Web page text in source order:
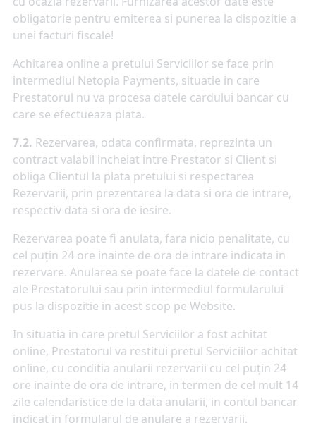
obligatorie pentru emiterea si punerea la dispozitie a
unei facturi fiscale!
Achitarea online a pretului Serviciilor se face prin
intermediul Netopia Payments, situatie in care
Prestatorul nu va procesa datele cardului bancar cu
care se efectueaza plata.
7.2. Rezervarea, odata confirmata, reprezinta un
contract valabil incheiat intre Prestator si Client si
obliga Clientul la plata pretului si respectarea
Rezervarii, prin prezentarea la data si ora de intrare,
respectiv data si ora de iesire.
Rezervarea poate fi anulata, fara nicio penalitate, cu
cel puțin 24 ore inainte de ora de intrare indicata in
rezervare. Anularea se poate face la datele de contact
ale Prestatorului sau prin intermediul formularului
pus la dispozitie in acest scop pe Website.
In situatia in care pretul Serviciilor a fost achitat
online, Prestatorul va restitui pretul Serviciilor achitat
online, cu conditia anularii rezervarii cu cel puțin 24
ore inainte de ora de intrare, in termen de cel mult 14
zile calendaristice de la data anularii, in contul bancar
indicat in formularul de anulare a rezervarii.